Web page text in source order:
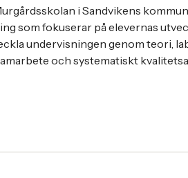
i Sandvikens
som fokuserar på elevernas
undervisningen genom teori,
och systematiskt